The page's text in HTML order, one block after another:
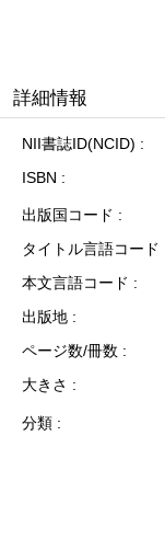
詳細情報
NII書誌ID(NCID)
ISBN
出版国コード
タイトル言語コード
本文言語コード
出版地
ページ数/冊数
大きさ
分類